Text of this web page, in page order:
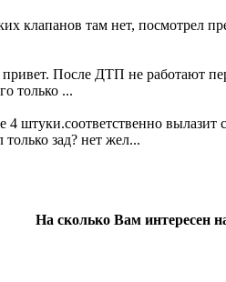
клапанов там нет, посмотрел
После ДТП не работают
только ...
штуки.соответственно
зад? нет жел...
На сколько Вам интересен